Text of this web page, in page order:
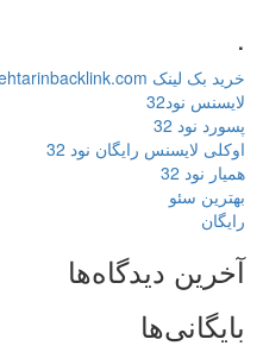
خرید بک لینک behtarinbacklink.com
لایسنس نود32
پسورد نود 32
اوکلی لایسنس رایگان نود 32
همیار نود 32
بهترین سئو
رایگان
آخرین دیدگاه‌ها
بایگانی‌ها